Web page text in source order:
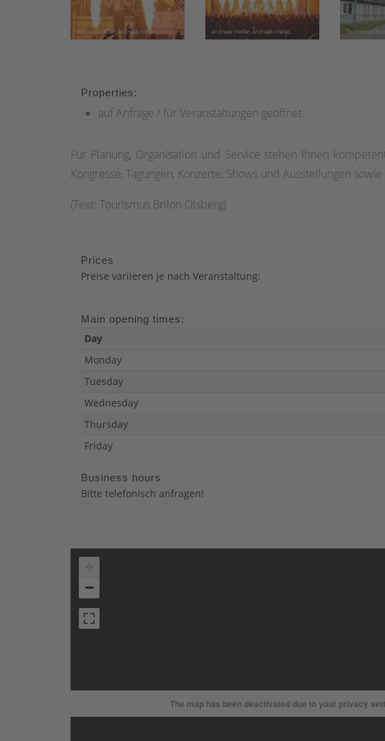
Properties:
auf Anfrage / für Veranstaltungen geöffnet
Für Planung, Organisation und Service stehen Ihnen
Kongresse, Tagungen, Konzerte, Shows und Ausstellungen
(Text: Tourismus Brilon Olsberg)
Prices
Preise variieren je nach Veranstaltung:
Main opening times:
Day
Monday
Tuesday
Wednesday
Thursday
Friday
Business hours
Bitte telefonisch anfragen!
The map has been deactivated due to your privacy
−